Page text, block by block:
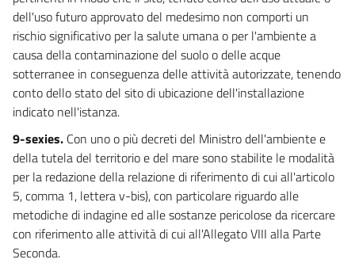
171
172
173
174
176
PARTE QUARTA
NORME IN MATERIA DI GESTIONE DEI RIFIUTI E DI BONIFICA DEI SITI
INQUINATI
TITOLO I
GESTIONE DEI RIFIUTI
dell'uso futuro approvato del medesimo non comporti un
rischio significativo per la salute umana o per l'ambiente a
causa della contaminazione del suolo o delle acque
sotterranee in conseguenza delle attività autorizzate, tenendo
conto dello stato del sito di ubicazione dell'installazione
indicato nell'istanza.
9-sexies. Con uno o più decreti del Ministro dell'ambiente e
della tutela del territorio e del mare sono stabilite le modalità
per la redazione della relazione di riferimento di cui all'articolo
5, comma 1, lettera v-bis), con particolare riguardo alle
metodiche di indagine ed alle sostanze pericolose da ricercare
con riferimento alle attività di cui all'Allegato VIII alla Parte
Seconda.